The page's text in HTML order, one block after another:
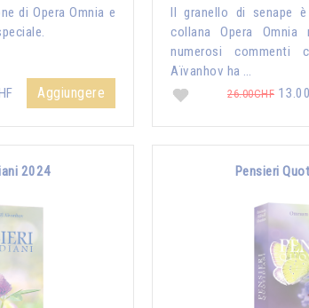
di Opera Omnia e
Aggiungere
Il granello di senape
collana Opera Omnia
numerosi commenti
Aïvanhov ha …
26.00CHF
2024 Pensieri